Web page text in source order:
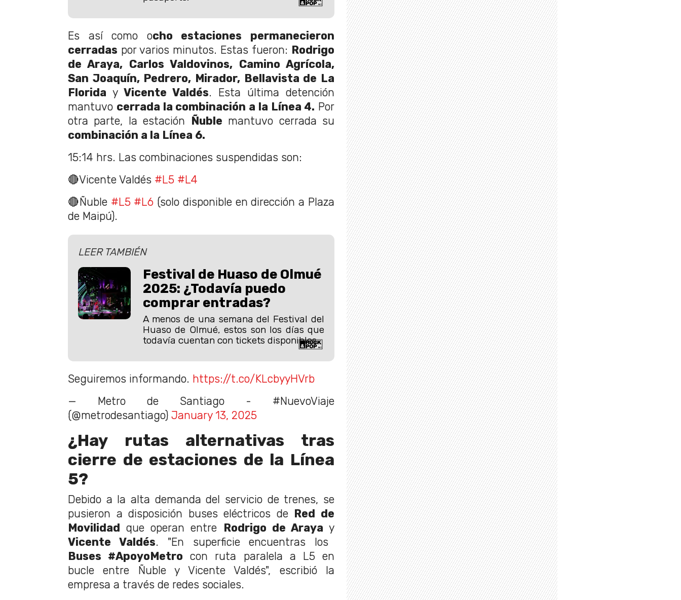
Es así como ocho estaciones permanecieron
cerradas por varios minutos. Estas fueron: Rodrigo
de Araya, Carlos Valdovinos, Camino Agrícola,
San Joaquín, Pedrero, Mirador, Bellavista de La
Florida y Vicente Valdés. Esta última detención
mantuvo cerrada la combinación a la Línea 4. Por
otra parte, la estación Ñuble mantuvo cerrada su
combinación a la Línea 6.
15:14 hrs. Las combinaciones suspendidas son:
🔴Vicente Valdés #L5 #L4
🔴Ñuble #L5 #L6 (solo disponible en dirección a Plaza
de Maipú).
LEER TAMBIÉN
Festival de Huaso de Olmué
2025: ¿Todavía puedo
comprar entradas?
A menos de una semana del Festival del
Huaso de Olmué, estos son los días que
todavía cuentan con tickets disponibles.
Seguiremos informando. https://t.co/KLcbyyHVrb
— Metro de Santiago - #NuevoViaje
(@metrodesantiago) January 13, 2025
¿Hay rutas alternativas tras
cierre de estaciones de la Línea
5?
Debido a la alta demanda del servicio de trenes, se
pusieron a disposición buses eléctricos de
Red de
Movilidad
que operan entre Rodrigo de Araya y
Vicente Valdés. "En superficie encuentras los
Buses #ApoyoMetro con ruta paralela a L5 en
bucle entre Ñuble y Vicente Valdés", escribió la
empresa a través de redes sociales.